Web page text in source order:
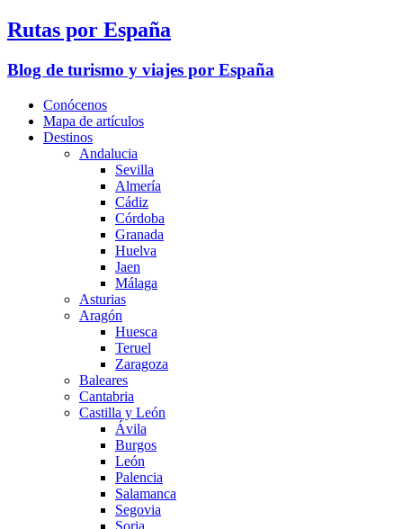
Rutas por España
Blog de turismo y viajes por España
Conócenos
Mapa de artículos
Destinos
Andalucia
Sevilla
Almería
Cádiz
Córdoba
Granada
Huelva
Jaen
Málaga
Asturias
Aragón
Huesca
Teruel
Zaragoza
Baleares
Cantabria
Castilla y León
Ávila
Burgos
León
Palencia
Salamanca
Segovia
Soria